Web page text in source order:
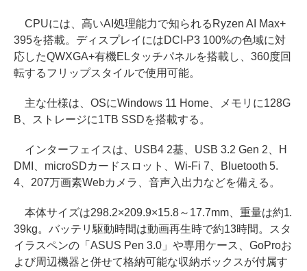
CPUには、高いAI処理能力で知られるRyzen AI Max+
395を搭載。ディスプレイにはDCI-P3 100%の色域に対
応したQWXGA+有機ELタッチパネルを搭載し、360度回
転するフリップスタイルで使用可能。
主な仕様は、OSにWindows 11 Home、メモリに128G
B、ストレージに1TB SSDを搭載する。
インターフェイスは、USB4 2基、USB 3.2 Gen 2、H
DMI、microSDカードスロット、Wi-Fi 7、Bluetooth 5.
4、207万画素Webカメラ、音声入出力などを備える。
本体サイズは298.2×209.9×15.8～17.7mm、重量は約1.
39kg。バッテリ駆動時間は動画再生時で約13時間。スタ
イラスペンの「ASUS Pen 3.0」や専用ケース、GoProお
よび周辺機器と併せて格納可能な収納ボックスが付属す